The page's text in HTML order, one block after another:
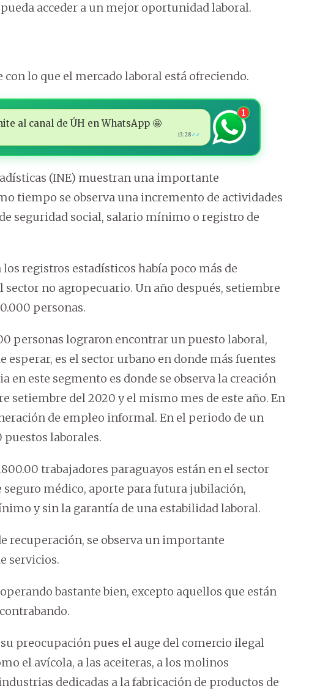
acceder a un mejor oportunidad laboral.
lo que el mercado laboral está ofreciendo.
al canal de ÚH en WhatsApp 🤩
13:28 ✓✓
1
(INE) muestran una importante
tiempo se observa una incremento de actividades
seguridad social, salario mínimo o registro de
registros estadísticos había poco más de
sector no agropecuario. Un año después, setiembre
personas.
personas lograron encontrar un puesto laboral,
esperar, es el sector urbano en donde más fuentes
en este segmento es donde se observa la creación
setiembre del 2020 y el mismo mes de este año. En
de empleo informal. En el periodo de un
puestos laborales.
trabajadores paraguayos están en el sector
médico, aporte para futura jubilación,
y sin la garantía de una estabilidad laboral.
recuperación, se observa un importante
servicios.
bastante bien, excepto aquellos que están
preocupación pues el auge del comercio ilegal
el avícola, a las aceiteras, a los molinos
dedicadas a la fabricación de productos de